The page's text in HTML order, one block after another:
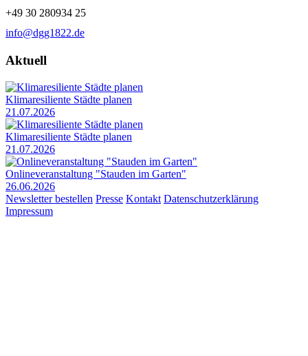
+49 30 280934 25
info@dgg1822.de
Aktuell
Klimaresiliente Städte planen
21.07.2026
Klimaresiliente Städte planen
21.07.2026
Onlineveranstaltung "Stauden im Garten"
26.06.2026
Newsletter bestellen Presse Kontakt Datenschutzerklärung
Impressum